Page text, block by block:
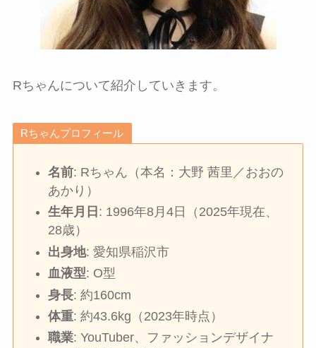
Rちゃんについて紹介していきます。
Rちゃんプロフィール
名前: Rちゃん（本名：大野 茜里／おおの
あかり）
生年月日 : 1996年8月4日（2025年現在、
28歳）
出身地: 愛知県稲沢市
血液型: O型
身長: 約160cm
体重: 約43.6kg（2023年時点）
職業: YouTuber、ファッションデザイナ